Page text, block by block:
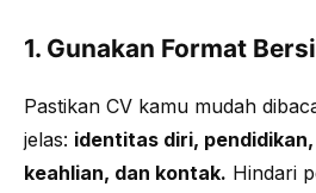
1. Gunakan Format
Pastikan CV kamu mudah
jelas: identitas diri,
keahlian, dan kontak. Hindari